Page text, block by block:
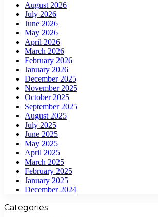
August 2026
July 2026
June 2026
May 2026
April 2026
March 2026
February 2026
January 2026
December 2025
November 2025
October 2025
September 2025
August 2025
July 2025
June 2025
May 2025
April 2025
March 2025
February 2025
January 2025
December 2024
Categories